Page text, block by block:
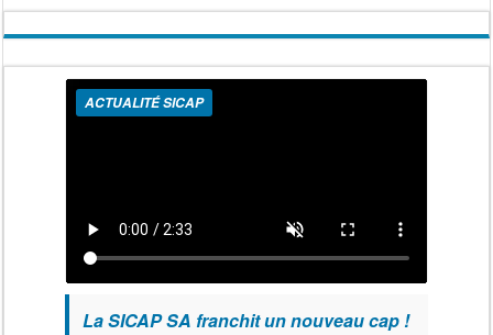
ACTUALITÉ SICAP
La SICAP SA franchit un nouveau cap !